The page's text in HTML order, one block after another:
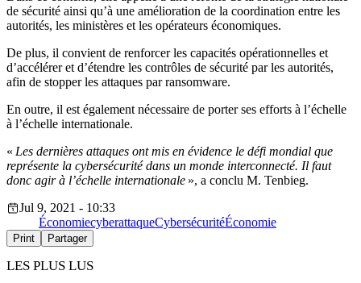
de sécurité ainsi qu’à une amélioration de la coordination entre les
autorités, les ministères et les opérateurs économiques.
De plus, il convient de renforcer les capacités opérationnelles et
d’accélérer et d’étendre les contrôles de sécurité par les autorités,
afin de stopper les attaques par ransomware.
En outre, il est également nécessaire de porter ses efforts à l’échelle
à l’échelle internationale.
« Les dernières attaques ont mis en évidence le défi mondial que
représente la cybersécurité dans un monde interconnecté. Il faut
donc agir à l’échelle internationale », a conclu M. Tenbieg.
Jul 9, 2021 - 10:33
ÉconomiecyberattaqueCybersécuritéÉconomie
Print Partager
LES PLUS LUS